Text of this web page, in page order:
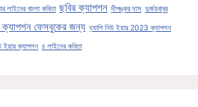
লাইনের বাংলা কবিতা ছবির ক্যাপশন দীপঙ্কর দাস দুর্জয়বাবুর
ক্যাপশন ফেসবুকের জন্য হ্যাপি নিউ ইয়ার 2023 ক্যাপশন
ইয়ার ক্যাপশন ৪ লাইনের কবিতা